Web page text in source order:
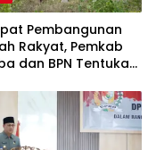
Pembangunan
Rakyat, Pemkab
dan BPN Tentukan